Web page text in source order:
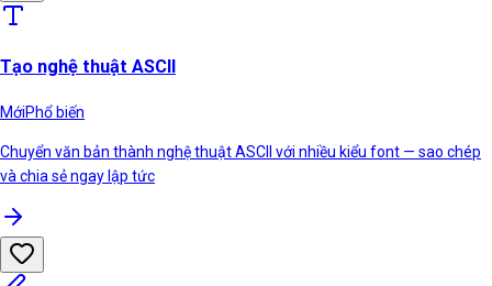
Tạo nghệ thuật ASCII
MớiPhổ biến
Chuyển văn bản thành nghệ thuật ASCII với nhiều kiểu font — sao chép
và chia sẻ ngay lập tức